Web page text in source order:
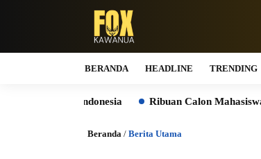
BERANDA HEADLINE TRENDING
Ribuan Calon Mahasiswa Datangi &
Beranda / Berita Utama